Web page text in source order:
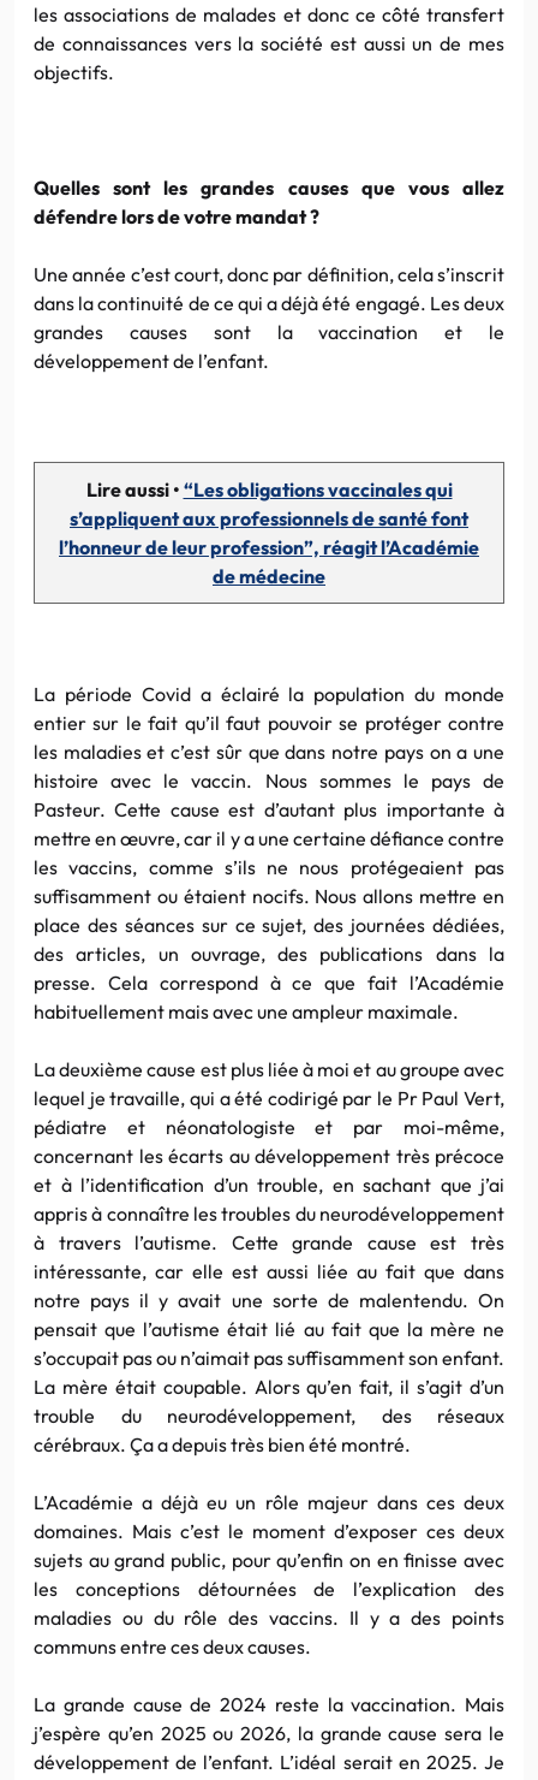
les associations de malades et donc ce côté transfert
de connaissances vers la société est aussi un de mes
objectifs.
Quelles sont les grandes causes que vous allez
défendre lors de votre mandat ?
Une année c’est court, donc par définition, cela s’inscrit
dans la continuité de ce qui a déjà été engagé. Les deux
grandes causes sont la vaccination et le
développement de l’enfant.
Lire aussi • “Les obligations vaccinales qui
s’appliquent aux professionnels de santé font
l’honneur de leur profession”, réagit l’Académie
de médecine
La période Covid a éclairé la population du monde
entier sur le fait qu’il faut pouvoir se protéger contre
les maladies et c’est sûr que dans notre pays on a une
histoire avec le vaccin. Nous sommes le pays de
Pasteur. Cette cause est d’autant plus importante à
mettre en œuvre, car il y a une certaine défiance contre
les vaccins, comme s’ils ne nous protégeaient pas
suffisamment ou étaient nocifs. Nous allons mettre en
place des séances sur ce sujet, des journées dédiées,
des articles, un ouvrage, des publications dans la
presse. Cela correspond à ce que fait l’Académie
habituellement mais avec une ampleur maximale.
La deuxième cause est plus liée à moi et au groupe avec
lequel je travaille, qui a été codirigé par le Pr Paul Vert,
pédiatre et néonatologiste et par moi-même,
concernant les écarts au développement très précoce
et à l’identification d’un trouble, en sachant que j’ai
appris à connaître les troubles du neurodéveloppement
à travers l’autisme. Cette grande cause est très
intéressante, car elle est aussi liée au fait que dans
notre pays il y avait une sorte de malentendu. On
pensait que l’autisme était lié au fait que la mère ne
s’occupait pas ou n’aimait pas suffisamment son enfant.
La mère était coupable. Alors qu’en fait, il s’agit d’un
trouble du neurodéveloppement, des réseaux
cérébraux. Ça a depuis très bien été montré.
L’Académie a déjà eu un rôle majeur dans ces deux
domaines. Mais c’est le moment d’exposer ces deux
sujets au grand public, pour qu’enfin on en finisse avec
les conceptions détournées de l’explication des
maladies ou du rôle des vaccins. Il y a des points
communs entre ces deux causes.
La grande cause de 2024 reste la vaccination. Mais
j’espère qu’en 2025 ou 2026, la grande cause sera le
développement de l’enfant. L’idéal serait en 2025. Je